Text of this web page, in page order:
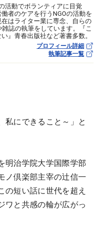
活動でボランティアに目覚
者のケアを行うNGOの活動を
はライター業に専念、自らの
誌の執筆をしています。『こ
』青春出版社など著書多数。
プロフィール詳細
執筆記事一覧
私にできること～」と
明治学院大学国際学部
ノ倶楽部主宰の辻信一
の短い話に世代を超え
ワと共感の輪が広がっ